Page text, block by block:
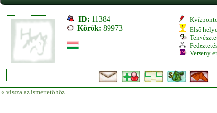
ID: 11384
Körök: 89973
Első
Verseny
« vissza az ismertetőhöz